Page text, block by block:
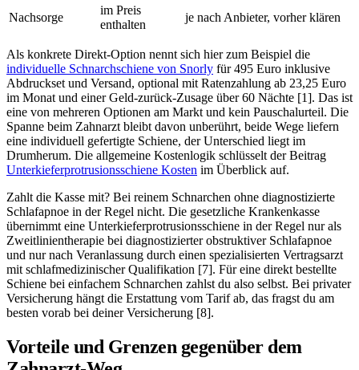
Nachsorge
im Preis
enthalten
je nach Anbieter, vorher klären
Als konkrete Direkt-Option nennt sich hier zum Beispiel die
individuelle Schnarchschiene von Snorly für 495 Euro inklusive
Abdruckset und Versand, optional mit Ratenzahlung ab 23,25 Euro
im Monat und einer Geld-zurück-Zusage über 60 Nächte [1]. Das ist
eine von mehreren Optionen am Markt und kein Pauschalurteil. Die
Spanne beim Zahnarzt bleibt davon unberührt, beide Wege liefern
eine individuell gefertigte Schiene, der Unterschied liegt im
Drumherum. Die allgemeine Kostenlogik schlüsselt der Beitrag
Unterkieferprotrusionsschiene Kosten im Überblick auf.
Zahlt die Kasse mit? Bei reinem Schnarchen ohne diagnostizierte
Schlafapnoe in der Regel nicht. Die gesetzliche Krankenkasse
übernimmt eine Unterkieferprotrusionsschiene in der Regel nur als
Zweitlinientherapie bei diagnostizierter obstruktiver Schlafapnoe
und nur nach Veranlassung durch einen spezialisierten Vertragsarzt
mit schlafmedizinischer Qualifikation [7]. Für eine direkt bestellte
Schiene bei einfachem Schnarchen zahlst du also selbst. Bei privater
Versicherung hängt die Erstattung vom Tarif ab, das fragst du am
besten vorab bei deiner Versicherung [8].
Vorteile und Grenzen gegenüber dem